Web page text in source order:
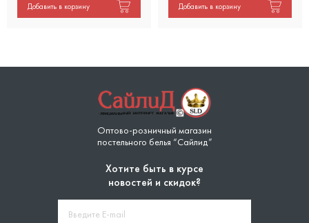
Добавить в корзину Добавить в корзину
Оптово-розничный магазин
постельного белья “Сайлид”
Хотите быть в курсе
новостей и скидок?